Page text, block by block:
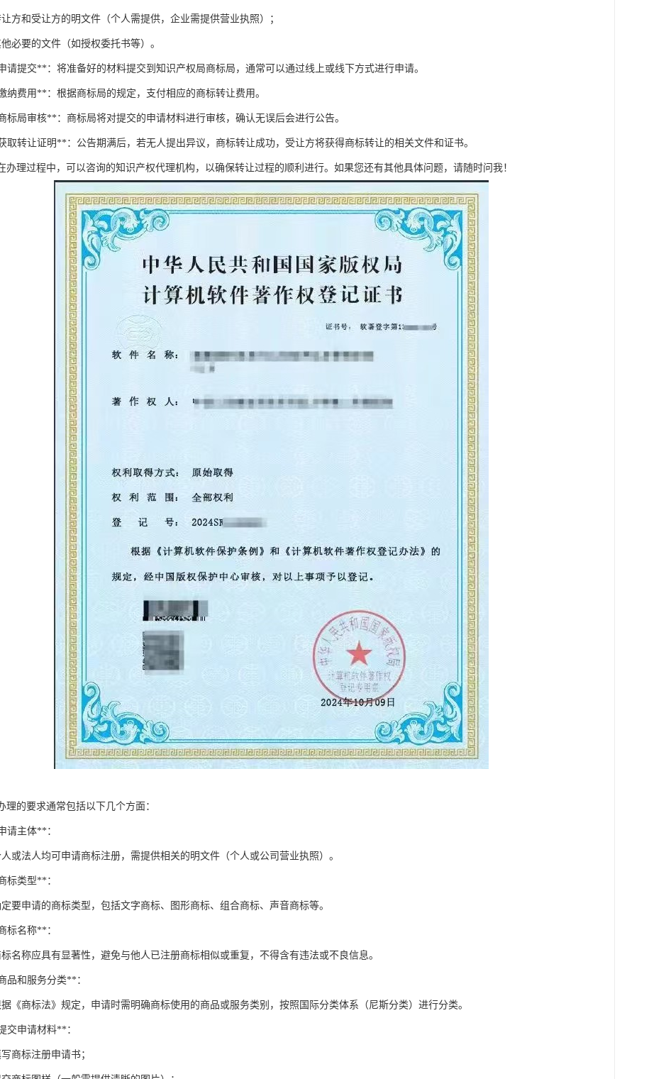
方和受让方的明文件（个人需提供，企业需提供营业执照）；
必要的文件（如授权委托书等）。
请提交**：将准备好的材料提交到知识产权局商标局，通常可以通过线上或线下方式进行申请。
纳费用**：根据商标局的规定，支付相应的商标转让费用。
标局审核**：商标局将对提交的申请材料进行审核，确认无误后会进行公告。
取转让证明**：公告期满后，若无人提出异议，商标转让成功，受让方将获得商标转让的相关文件和证书。
办理过程中，可以咨询的知识产权代理机构，以确保转让过程的顺利进行。如果您还有其他具体问题，请随时问我！
理的要求通常包括以下几个方面：
请主体**：
或法人均可申请商标注册，需提供相关的明文件（个人或公司营业执照）。
标类型**：
要申请的商标类型，包括文字商标、图形商标、组合商标、声音商标等。
标名称**：
名称应具有显著性，避免与他人已注册商标相似或重复，不得含有违法或不良信息。
品和服务分类**：
《商标法》规定，申请时需明确商标使用的商品或服务类别，按照国际分类体系（尼斯分类）进行分类。
交申请材料**：
商标注册申请书；